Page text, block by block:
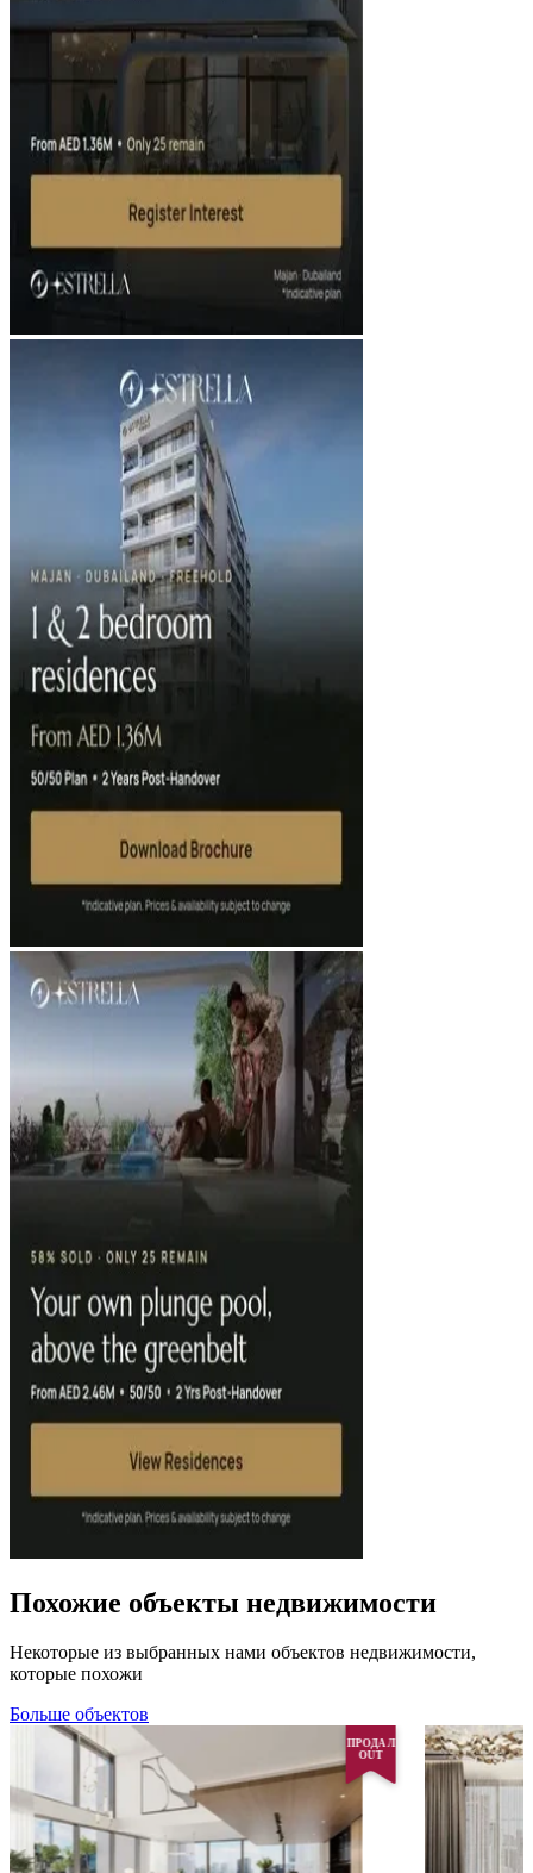
Похожие объекты недвижимости
Некоторые из выбранных нами объектов недвижимости,
которые похожи
Больше объектов
ПРОДАЛ
OUT